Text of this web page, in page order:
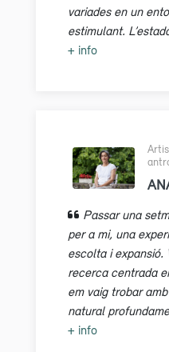
variades en un
estimulant.
+ info
Passar una
per a mi, una
escolta i expansió.
recerca centrada
em vaig trobar
natural
+ info